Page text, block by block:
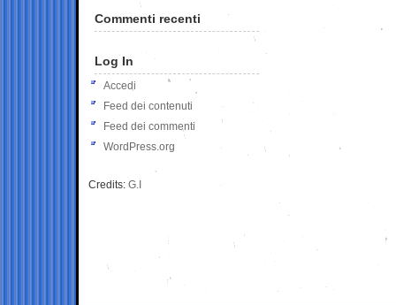
Commenti recenti
Log In
Accedi
Feed dei contenuti
Feed dei commenti
WordPress.org
Credits: G.I